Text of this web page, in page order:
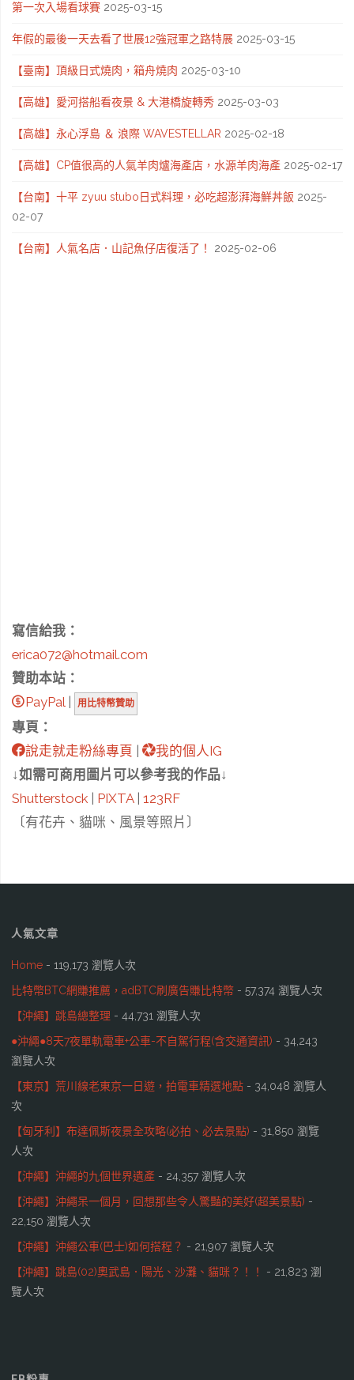
第一次入場看球賽 2025-03-15
年假的最後一天去看了世展12強冠軍之路特展 2025-03-15
【臺南】頂級日式燒肉，箱舟燒肉 2025-03-10
【高雄】愛河搭船看夜景 & 大港橋旋轉秀 2025-03-03
【高雄】永心浮島 ＆ 浪際 WAVESTELLAR 2025-02-18
【高雄】CP值很高的人氣羊肉爐海產店，水源羊肉海產 2025-02-17
【台南】十平 zyuu stubo日式料理，必吃超澎湃海鮮丼飯 2025-
02-07
【台南】人氣名店．山記魚仔店復活了！ 2025-02-06
寫信給我：
erica072@hotmail.com
贊助本站：
PayPal| 用比特幣贊助
專頁：
說走就走粉絲專頁
我的個人IG
↓如需可商用圖片可以參考我的作品↓
Shutterstock
PIXTA| 123RF
〔有花卉、貓咪、風景等照片〕
人氣文章
Home - 119,173 瀏覽人次
比特幣BTC網賺推薦，adBTC刷廣告賺比特幣 - 57,374 瀏覽人次
【沖繩】跳島總整理 - 44,731 瀏覽人次
●沖繩●8天7夜單軌電車+公車-不自駕行程(含交通資訊) - 34,243
瀏覽人次
【東京】荒川線老東京一日遊，拍電車精選地點 - 34,048 瀏覽人
次
【匈牙利】布達佩斯夜景全攻略(必拍、必去景點) - 31,850 瀏覽
人次
【沖繩】沖繩的九個世界遺產 - 24,357 瀏覽人次
【沖繩】沖繩呆一個月，回想那些令人驚豔的美好(超美景點) -
22,150 瀏覽人次
【沖繩】沖繩公車(巴士)如何搭程？ - 21,907 瀏覽人次
【沖繩】跳島(02)奧武島．陽光、沙灘、貓咪？！！
- 21,823 瀏
覽人次